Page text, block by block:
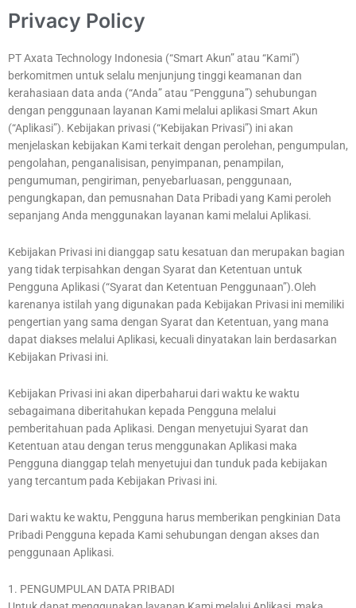
Privacy Policy
PT Axata Technology Indonesia (“Smart Akun” atau “Kami”)
berkomitmen untuk selalu menjunjung tinggi keamanan dan
kerahasiaan data anda (“Anda” atau “Pengguna”) sehubungan
dengan penggunaan layanan Kami melalui aplikasi Smart Akun
(“Aplikasi”). Kebijakan privasi (“Kebijakan Privasi”) ini akan
menjelaskan kebijakan Kami terkait dengan perolehan, pengumpulan,
pengolahan, penganalisisan, penyimpanan, penampilan,
pengumuman, pengiriman, penyebarluasan, penggunaan,
pengungkapan, dan pemusnahan Data Pribadi yang Kami peroleh
sepanjang Anda menggunakan layanan kami melalui Aplikasi.
Kebijakan Privasi ini dianggap satu kesatuan dan merupakan bagian
yang tidak terpisahkan dengan Syarat dan Ketentuan untuk
Pengguna Aplikasi (“Syarat dan Ketentuan Penggunaan”).Oleh
karenanya istilah yang digunakan pada Kebijakan Privasi ini memiliki
pengertian yang sama dengan Syarat dan Ketentuan, yang mana
dapat diakses melalui Aplikasi, kecuali dinyatakan lain berdasarkan
Kebijakan Privasi ini.
Kebijakan Privasi ini akan diperbaharui dari waktu ke waktu
sebagaimana diberitahukan kepada Pengguna melalui
pemberitahuan pada Aplikasi. Dengan menyetujui Syarat dan
Ketentuan atau dengan terus menggunakan Aplikasi maka
Pengguna dianggap telah menyetujui dan tunduk pada kebijakan
yang tercantum pada Kebijakan Privasi ini.
Dari waktu ke waktu, Pengguna harus memberikan pengkinian Data
Pribadi Pengguna kepada Kami sehubungan dengan akses dan
penggunaan Aplikasi.
1. PENGUMPULAN DATA PRIBADI